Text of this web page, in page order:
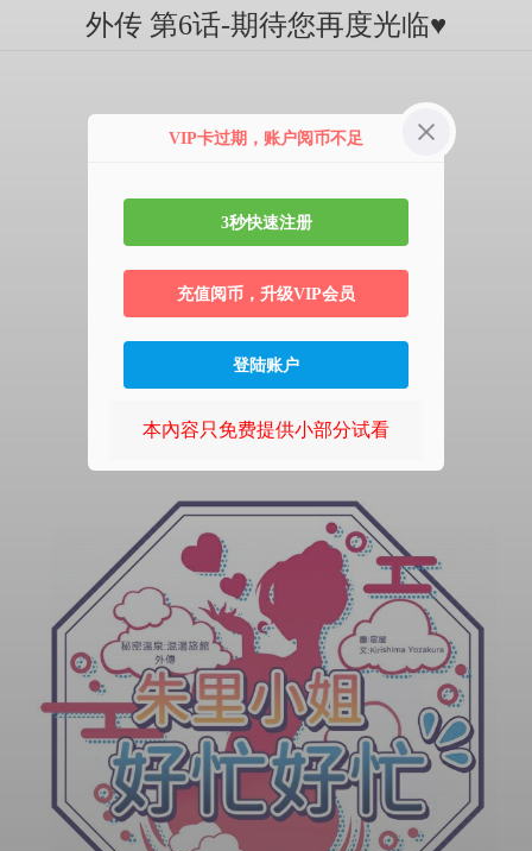
外传 第6话-期待您再度光临♥
VIP卡过期，账户阅币不足
3秒快速注册
充值阅币，升级VIP会员
登陆账户
本內容只免费提供小部分试看